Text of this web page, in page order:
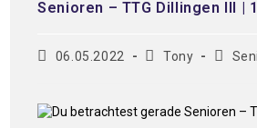
Senioren – TTG Dillingen III |
06.05.2022 Tony